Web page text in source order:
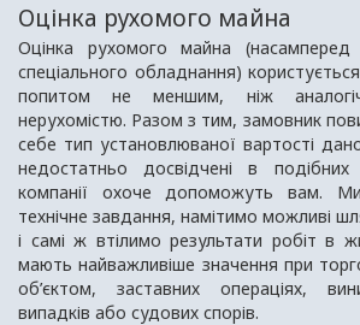
Оцінка рухомого майна
Оцінка рухомого майна
спеціального обладнання)
попитом не меншим, ніж
нерухомістю. Разом з тим, замовник
себе тип установлюваної вартості
недостатньо досвідчені в подібних
компанії охоче допоможуть вам.
технічне завдання, намітимо можливі
і самі ж втілимо результати робіт в
мають найважливіше значення при
об’єктом, заставних операціях,
випадків або судових спорів.